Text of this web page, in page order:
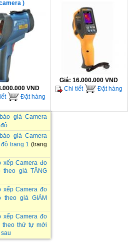
)
VND
Đặt hàng
Giá:16.000.000 VND
Chi tiết
Đặt hàng
giá Camera
giá Camera
trang 1 (trang
xếp Camera đo
theo giá TĂNG
xếp Camera đo
theo giá GIẢM
xếp Camera đo
theo thứ tự mới